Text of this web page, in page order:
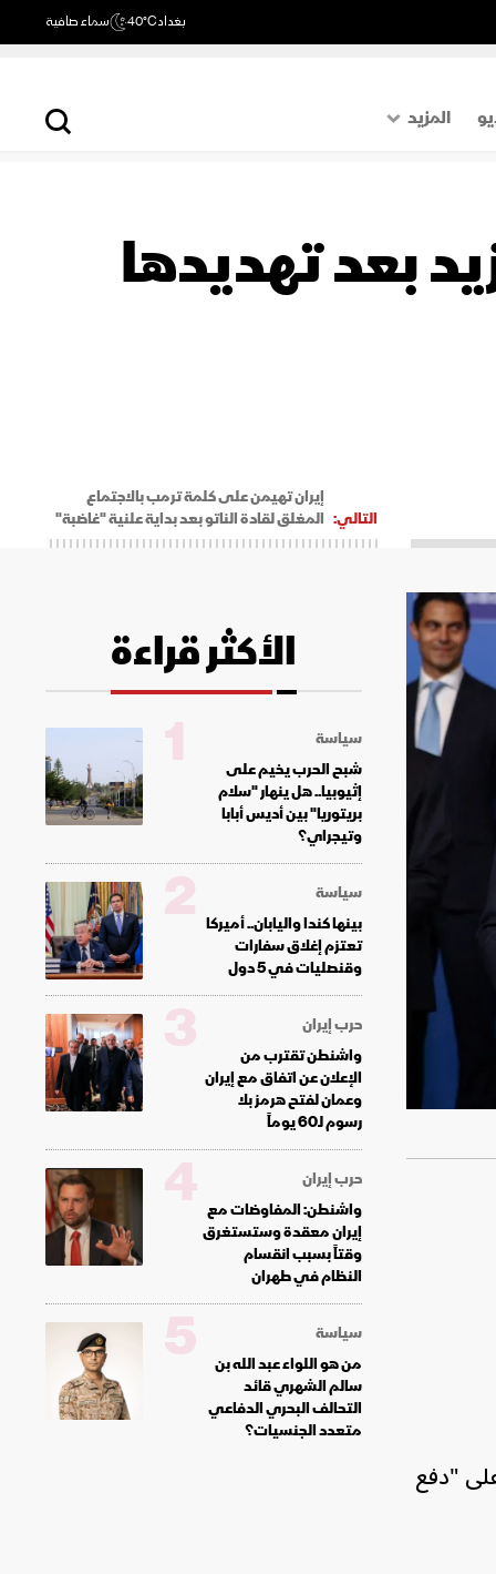
بغداد40°C سماء صافية
المزيد
اقتصاد
رياضةبعد تهديدها
التالي:
إيران تهيمن على كلمة ترمب بالاجتماع
المغلق لقادة الناتو بعد بداية علنية "غاضبة"
"دفع
الأكثر قراءة
سياسة
شبح الحرب يخيم على
إثيوبيا.. هل ينهار "سلام
بريتوريا" بين أديس أبابا
وتيجراي؟
1
سياسة
بينها كندا واليابان.. أميركا
تعتزم إغلاق سفارات
وقنصليات في 5 دول
2
حرب إيران
واشنطن تقترب من
الإعلان عن اتفاق مع إيران
وعمان لفتح هرمز بلا
رسوم لـ60 يوماً
3
حرب إيران
واشنطن: المفاوضات مع
إيران معقدة وستستغرق
وقتاً بسبب انقسام
النظام في طهران
4
سياسة
من هو اللواء عبد الله بن
سالم الشهري قائد
التحالف البحري الدفاعي
متعدد الجنسيات؟
5